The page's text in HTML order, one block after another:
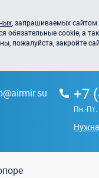
, запрашиваемых
cookie, а
пожалуйста, закройте
+7
Пн.-Пт.